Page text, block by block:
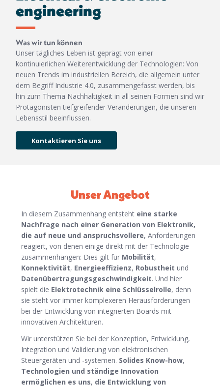
engineering
Was wir tun können
Unser tägliches Leben ist geprägt von einer
kontinuierlichen Weiterentwicklung der Technologien: Von
neuen Trends im industriellen Bereich, die allgemein unter
dem Begriff Industrie 4.0, zusammengefasst werden, bis
hin zum Thema Nachhaltigkeit in all seinen Formen sind wir
Protagonisten tiefgreifender Veränderungen, die unseren
Lebensstil beeinflussen.
Kontaktieren Sie uns
Unser Angebot
In diesem Zusammenhang entsteht eine starke
Nachfrage nach einer Generation von Elektronik,
die auf neue und anspruchsvollere, Anforderungen
reagiert, von denen einige direkt mit der Technologie
zusammenhängen: Dies gilt für Mobilität,
Konnektivität, Energieeffizienz, Robustheit und
Datenübertragungsgeschwindigkeit. Und hier
spielt die Elektrotechnik eine Schlüsselrolle, denn
sie steht vor immer komplexeren Herausforderungen
bei der Entwicklung von integrierten Boards mit
innovativen Architekturen.
Wir unterstützen Sie bei der Konzeption, Entwicklung,
Integration und Validierung von elektronischen
Steuergeräten und -systemen. Solides Know-how,
Technologien und ständige Innovation
ermöglichen es uns, die Entwicklung von